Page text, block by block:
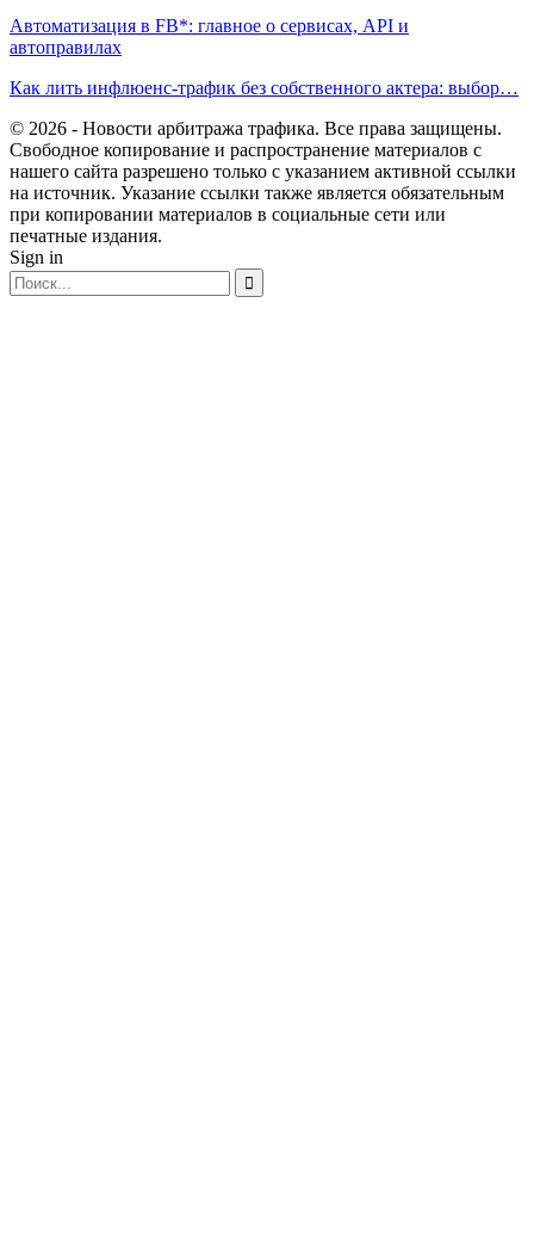
Автоматизация в FB*: главное о сервисах, API и
автоправилах
Как лить инфлюенс-трафик без собственного актера: выбор…
© 2026 - Новости арбитража трафика. Все права защищены.
Свободное копирование и распространение материалов с
нашего сайта разрешено только с указанием активной ссылки
на источник. Указание ссылки также является обязательным
при копировании материалов в социальные сети или
печатные издания.
Sign in